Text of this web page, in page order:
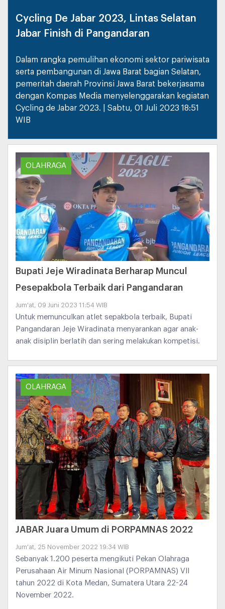
Cycling De Jabar 2023, Lintas Selatan
Jabar Finish di Pangandaran
Dalam rangka pemulihan ekonomi sektor pariwisata
serta pembangunan di Jawa Barat bagian Selatan,
pemeritah daerah Provinsi Jawa Barat bekerjasama
dengan Kompas Media menyelenggarakan kegiatan
Cycling de Jabar 2023. | Sabtu, 01 Juli 2023 18:51
WIB
OLAHRAGA
Bupati Jeje Wiradinata Berharap Muncul
Pesepakbola Terbaik dari Pangandaran
Jum'at, 09 Juni 2023 11:54 WIB
Untuk memunculkan atlet sepakbola terbaik, Bupati
Pangandaran Jeje Wiradinata menyarankan agar anak-
anak disiplin berlatih dan sering melakukan kompetisi.
OLAHRAGA
JABAR Juara Umum di PORPAMNAS 2022
Jum'at, 25 November 2022 19:34 WIB
Sebanyak 1.200 peserta mengikuti Pekan Olahraga
Perusahaan Air Minum Nasional (PORPAMNAS) VII
tahun 2022 di Kota Medan, Sumatera Utara 22-24
November 2022.